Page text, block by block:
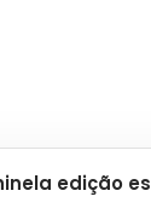
edição